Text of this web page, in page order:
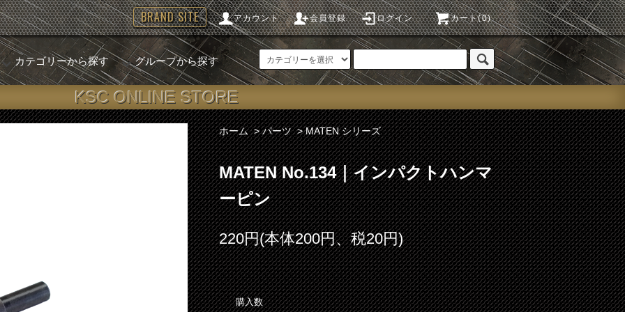
アカウント 会員登録 ログイン カート(0)
BRAND SITE
カテゴリーから探す グループから探す
KSC ONLINE STORE
ホーム >パーツ >MATEN シリーズ
MATEN No.134｜インパクトハンマ
ーピン
220円(本体200円、税20円)
購入数